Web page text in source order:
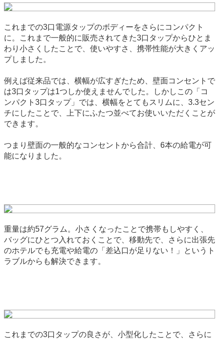
これまでの3口電源タップのボディーをさらにコンパクト
に。これまで一般的に販売されてきた3口タップからひとま
わり小さくしたことで、使いやすさ、携帯性能が大きくアッ
プしました。
例えば従来品では、横幅が広すぎたため、壁面コンセントで
は3口タップは1つしか使えませんでした。しかしこの「コ
ンパクト3口タップ」では、横幅をとてもスリムに、3.3セン
チにしたことで、上下にふたつ並べてお使いいただくことが
できます。
つまり壁面の一般的なコンセントから合計、6本の給電が可
能になりました。
重量は約57グラム。小さくなったことで携帯もしやすく、
バッグにひとつ入れておくことで、移動先で、さらに出張先
のホテルでも充電や給電の「差込口が足りない！」というト
ラブルからも解決できます。
これまでの3口タップの良さが、小型化したことで、さらに